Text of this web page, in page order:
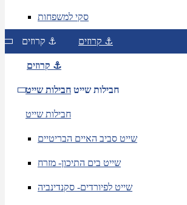
סקי למשפחות
קרוזים ⚓ קרוזים ⚓
קרוזים ⚓
חבילות שייט חבילות שייט
חבילות שייט
שייט סביב האיים הבריטיים
שייט בים התיכון- מזרח
שייט לפיורדים- סקנדינביה